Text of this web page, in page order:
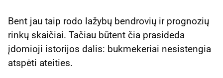
Bent jau taip rodo lažybų bendrovių ir prognozių
rinkų skaičiai. Tačiau būtent čia prasideda
įdomioji istorijos dalis: bukmekeriai nesistengia
atspėti ateities.